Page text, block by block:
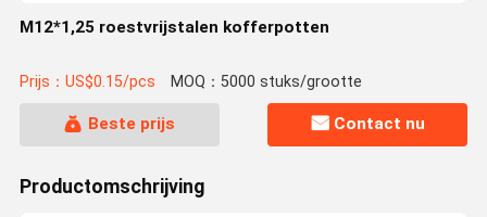
M12*1,25 roestvrijstalen kofferpotten
Prijs：US$0.15/pcs MOQ：5000 stuks/grootte
Beste prijs Contact nu
Productomschrijving